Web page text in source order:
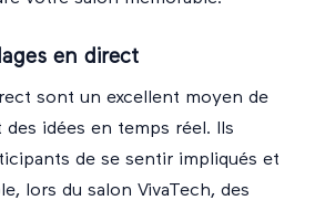
en direct
sont un excellent moyen de
des idées en temps réel. Ils
de se sentir impliqués et
lors du salon VivaTech, des